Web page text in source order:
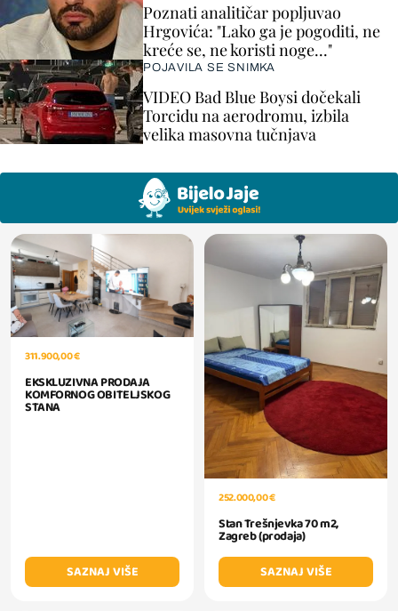
Poznati analitičar popljuvao
Hrgovića: "Lako ga je pogoditi, ne
kreće se, ne koristi noge..."
POJAVILA SE SNIMKA
VIDEO Bad Blue Boysi dočekali
Torcidu na aerodromu, izbila
velika masovna tučnjava
311.900,00 €
EKSKLUZIVNA PRODAJA
KOMFORNOG OBITELJSKOG
STANA
SAZNAJ VIŠE
252.000,00 €
Stan Trešnjevka 70 m2,
Zagreb (prodaja)
SAZNAJ VIŠE